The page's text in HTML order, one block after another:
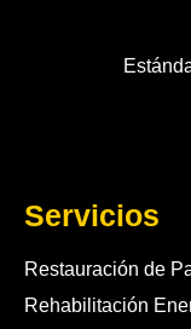
Servicios
Restauración de
Rehabilitación